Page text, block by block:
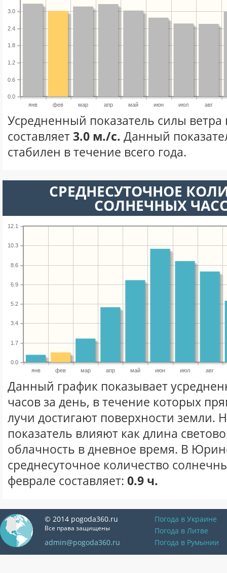
янв фев мар апр май июн июл авг
0.0
0.6
1.2
1.8
2.4
3.0
Усредненный показатель силы ветра
составляет3.0 м./с. Данный
стабилен в течение всего года.
СРЕДНЕСУТОЧНОЕ
СОЛНЕЧНЫХ
янв фев мар апр май июн июл авг
0.0
1.7
3.4
5.2
6.9
8.6
10.3
12.1
Данный график показывает
часов за день, в течение которых
лучи достигают поверхности земли.
показатель влияют как длина
облачность в дневное время. В
среднесуточное количество
феврале составляет: 0.9 ч.
© 2014 pogoda360.ru
Все права защищены
admin@pogoda360.ru
Погода в Украине
Погода в Литве
Погода в Румынии